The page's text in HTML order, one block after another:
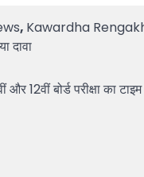
, Kawardha
दावा
बोर्ड परीक्षा का टाइम